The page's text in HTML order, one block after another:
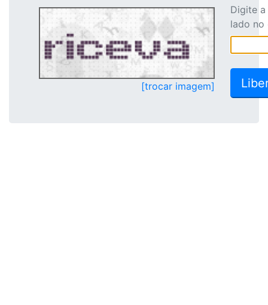
[trocar imagem]
Digite
lado no